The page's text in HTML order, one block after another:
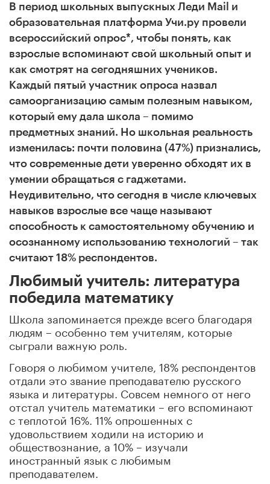
В период школьных выпускных Леди Mail и
образовательная платформа Учи.ру провели
всероссийский опрос*, чтобы понять, как
взрослые вспоминают свой школьный опыт и
как смотрят на сегодняшних учеников.
Каждый пятый участник опроса назвал
самоорганизацию самым полезным навыком,
который ему дала школа – помимо
предметных знаний. Но школьная реальность
изменилась: почти половина (47%) признались,
что современные дети уверенно обходят их в
умении обращаться с гаджетами.
Неудивительно, что сегодня в числе ключевых
навыков взрослые все чаще называют
способность к самостоятельному обучению и
осознанному использованию технологий – так
считают 18% респондентов.
Любимый учитель: литература
победила математику
Школа запоминается прежде всего благодаря
людям – особенно тем учителям, которые
сыграли важную роль.
Говоря о любимом учителе, 18% респондентов
отдали это звание преподавателю русского
языка и литературы. Совсем немного от него
отстал учитель математики – его вспоминают
с теплотой 16%. 11% опрошенных с
удовольствием ходили на историю и
обществознание, а 10% – изучали
иностранный язык с любимым
преподавателем.